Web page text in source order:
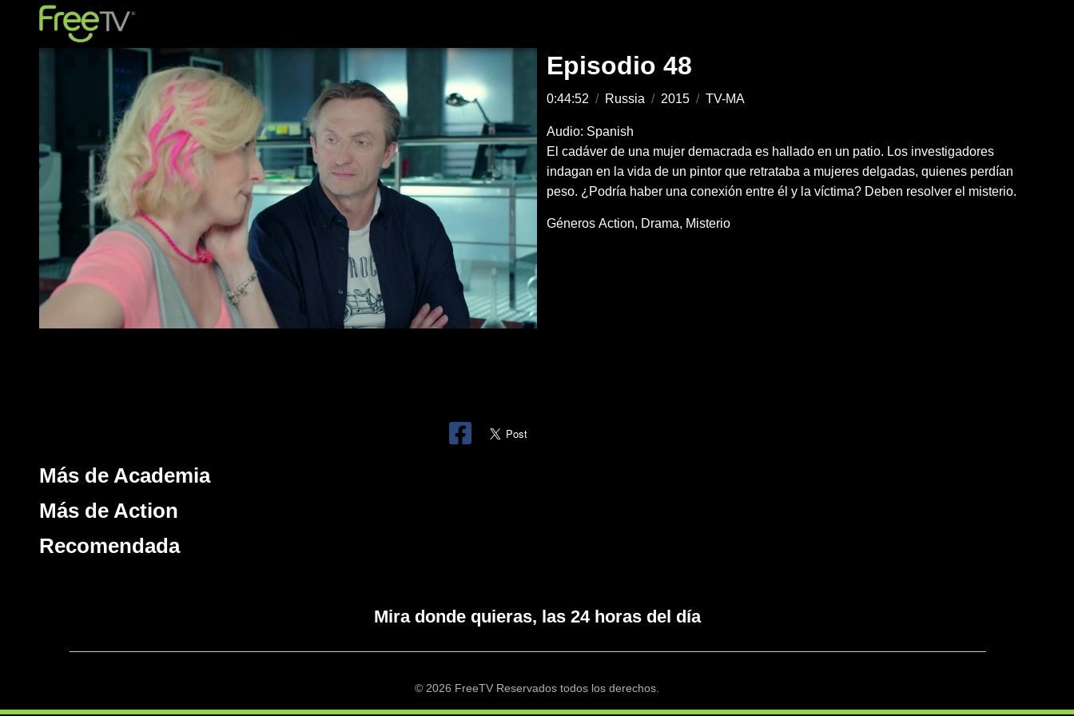
Episodio 48
0:44:52 / Russia / 2015 / TV-MA
Audio: Spanish
El cadáver de una mujer demacrada es hallado en un patio. Los investigadores
indagan en la vida de un pintor que retrataba a mujeres delgadas, quienes perdían
peso. ¿Podría haber una conexión entre él y la víctima? Deben resolver el misterio.
Géneros Action Drama Misterio
Más de Academia
Más de Action
Recomendada
Mira donde quieras, las 24 horas del día
© 2026 FreeTV Reservados todos los derechos.